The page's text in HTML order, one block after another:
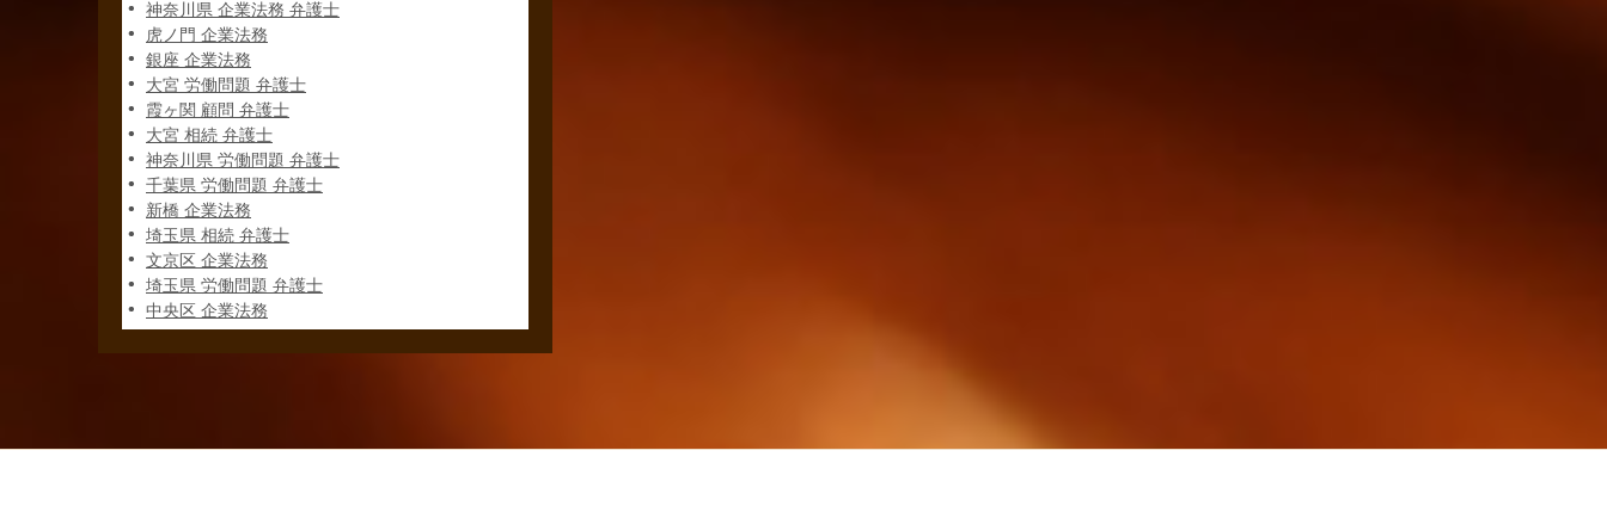
神奈川県 企業法務 弁護士
虎ノ門 企業法務
銀座 企業法務
大宮 労働問題 弁護士
霞ヶ関 顧問 弁護士
大宮 相続 弁護士
神奈川県 労働問題 弁護士
千葉県 労働問題 弁護士
新橋 企業法務
埼玉県 相続 弁護士
文京区 企業法務
埼玉県 労働問題 弁護士
中央区 企業法務